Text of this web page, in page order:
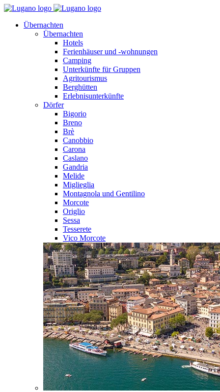
Übernachten
Übernachten
Hotels
Ferienhäuser und -wohnungen
Camping
Unterkünfte für Gruppen
Agritourismus
Berghütten
Erlebnisunterkünfte
Dörfer
Bigorio
Breno
Brè
Canobbio
Carona
Caslano
Gandria
Melide
Miglieglia
Montagnola und Gentilino
Morcote
Origlio
Sessa
Tesserete
Vico Morcote